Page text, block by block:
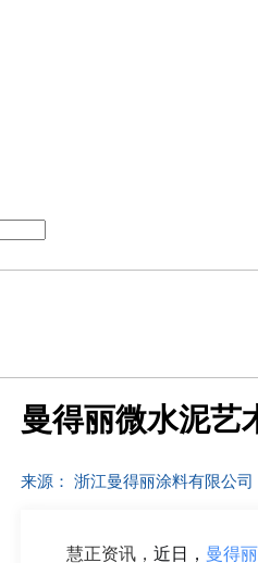
曼得丽微水泥艺
来源： 浙江曼得丽涂料有限公司
慧正资讯， 近日， 曼得丽